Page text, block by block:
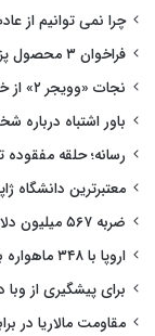
چرا نمی توانیم از
فراخوان ۳ محصول پزشکی و دارویی به دلیل خطرهای کیفی و ایمنی
نجات «وویجر ۲» از خاموشی؛ تدبیر ناسا برای حفظ کاوشگر ۴۸ ساله
باور اشتباه
رسانه؛ حلقه
معتبرترین دانشگاه
ضربه ۵۶۷ میلیون دلاری به متا؛ اینستاگرام زیر تیغ دادگاه
اروپا با ۳۴۸ ماهواره به جنگ انحصار استارلینک می‌رود
برای پیشگیری از
مقاومت مالاریا در